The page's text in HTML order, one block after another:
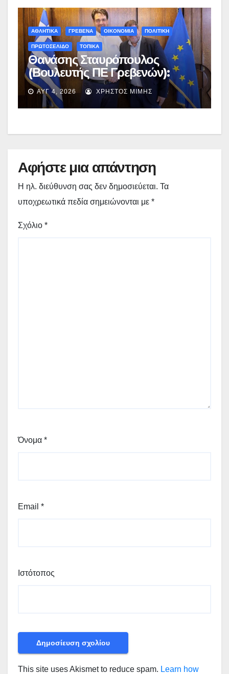
ΑΘΛΗΤΙΚΑ ΓΡΕΒΕΝΑ ΟΙΚΟΝΟΜΙΑ ΠΟΛΙΤΙΚΗ
ΠΡΩΤΟΣΕΛΙΔΟ ΤΟΠΙΚΑ
Θανάσης Σταυρόπουλος
(Βουλευτής ΠΕ Γρεβενών):
Έκτακτη χρηματοδότηση
400.000€ για επιπλέον
εργασίες στο Δημοτικό Στάδιο
ΑΥΓ 4, 2026 ΧΡΉΣΤΟΣ ΜΊΜΗΣ
Αφήστε μια απάντηση
Η ηλ. διεύθυνση σας δεν δημοσιεύεται. Τα
υποχρεωτικά πεδία σημειώνονται με *
Σχόλιο *
Όνομα *
Email *
Ιστότοπος
This site uses Akismet to reduce spam. Learn how